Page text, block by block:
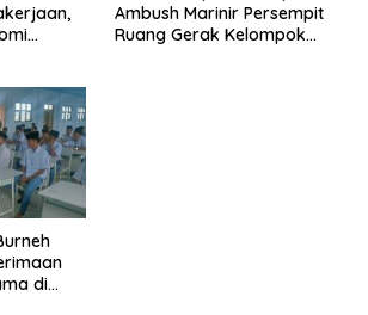
Ambush Marinir Persempit
Ruang Gerak Kelompok
di